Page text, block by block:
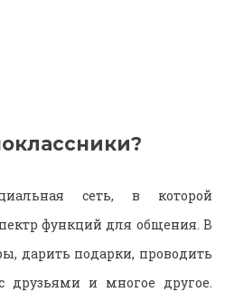
сеть, в которой
функций для общения. В
дарить подарки, проводить
друзьями и многое другое.